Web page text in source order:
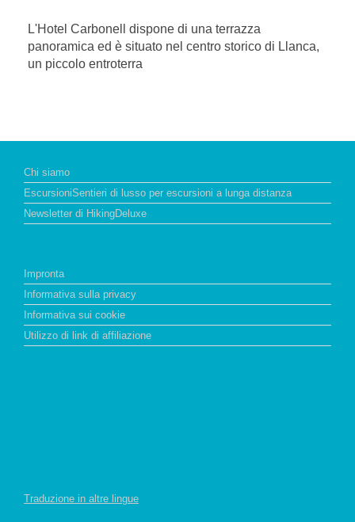
L'Hotel Carbonell dispone di una terrazza
panoramica ed è situato nel centro storico di Llanca,
un piccolo entroterra
Chi siamo
EscursioniSentieri di lusso per escursioni a lunga distanza
Newsletter di HikingDeluxe
Impronta
Informativa sulla privacy
Informativa sui cookie
Utilizzo di link di affiliazione
Traduzione in altre lingue